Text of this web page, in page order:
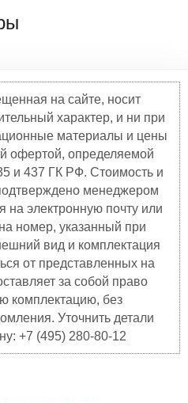
на сайте, носит
характер, и ни при
материалы и цены
офертой, определяемой
и 437 ГК РФ. Стоимость и
менеджером
на электронную почту или
номер, указанный при
вид и комплектация
от представленных на
за собой право
комплектацию, без
Уточнить детали
+7 (495) 280-80-12